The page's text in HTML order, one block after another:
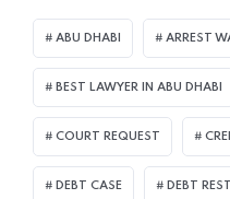
ABU DHABI ARREST
BEST LAWYER IN ABU DHABI
COURT REQUEST
DEBT CASE DEBT